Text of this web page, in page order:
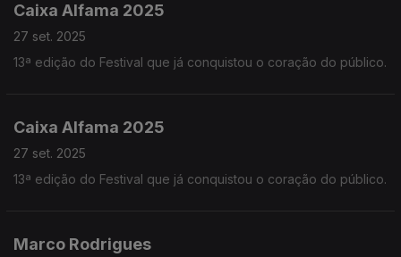
Caixa Alfama 2025
27 set. 2025
13ª edição do Festival que já conquistou o coração do público.
Caixa Alfama 2025
27 set. 2025
13ª edição do Festival que já conquistou o coração do público.
Marco Rodrigues